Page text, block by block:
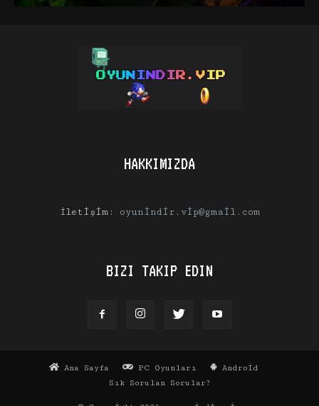
HAKKIMIZDA
İletişim: oyunindir.vip@gmail.com
BIZI TAKIP EDIN
Ana Sayfa PC Oyunları
Android
Sık Sorulan Sorular?